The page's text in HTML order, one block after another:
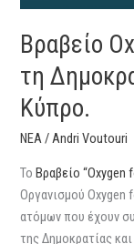
Βραβείο
τη
Κύπρο.
ΝΕΑ/Andri Voutouri
ΤοBραβείο “Oxygen
Οργανισμού Oxygen
ατόμων που έχουν
της Δημοκρατίας
Ειρήνη
στην
Κύπρο.